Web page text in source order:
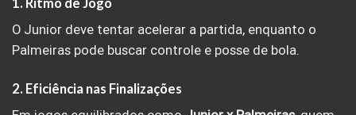
1. Ritmo de Jogo
O Junior deve tentar acelerar a partida, enquanto o
Palmeiras pode buscar controle e posse de bola.
2. Eficiência nas Finalizações